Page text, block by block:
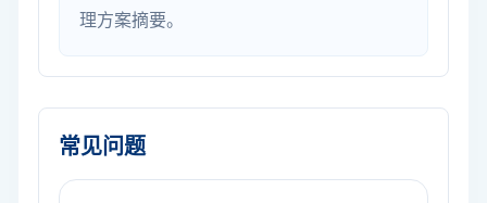
理方案摘要。
常见问题